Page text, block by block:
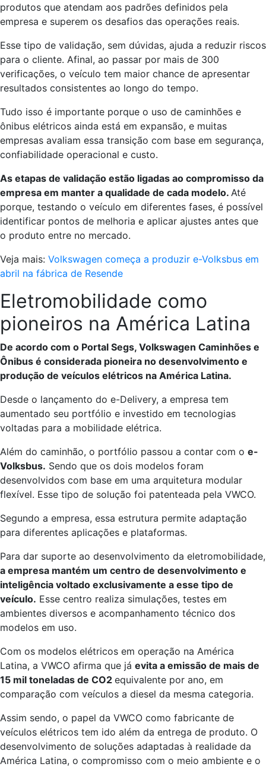
produtos que atendam aos padrões definidos pela
empresa e superem os desafios das operações reais.
Esse tipo de validação, sem dúvidas, ajuda a reduzir riscos
para o cliente. Afinal, ao passar por mais de 300
verificações, o veículo tem maior chance de apresentar
resultados consistentes ao longo do tempo.
Tudo isso é importante porque o uso de caminhões e
ônibus elétricos ainda está em expansão, e muitas
empresas avaliam essa transição com base em segurança,
confiabilidade operacional e custo.
As etapas de validação estão ligadas ao compromisso da
empresa em manter a qualidade de cada modelo. Até
porque, testando o veículo em diferentes fases, é possível
identificar pontos de melhoria e aplicar ajustes antes que
o produto entre no mercado.
Veja mais: Volkswagen começa a produzir e-Volksbus em
abril na fábrica de Resende
Eletromobilidade como
pioneiros na América Latina
De acordo com o Portal Segs, Volkswagen Caminhões e
Ônibus é considerada pioneira no desenvolvimento e
produção de veículos elétricos na América Latina.
Desde o lançamento do e-Delivery, a empresa tem
aumentado seu portfólio e investido em tecnologias
voltadas para a mobilidade elétrica.
Além do caminhão, o portfólio passou a contar com o e-
Volksbus. Sendo que os dois modelos foram
desenvolvidos com base em uma arquitetura modular
flexível. Esse tipo de solução foi patenteada pela VWCO.
Segundo a empresa, essa estrutura permite adaptação
para diferentes aplicações e plataformas.
Para dar suporte ao desenvolvimento da eletromobilidade,
a empresa mantém um centro de desenvolvimento e
inteligência voltado exclusivamente a esse tipo de
veículo. Esse centro realiza simulações, testes em
ambientes diversos e acompanhamento técnico dos
modelos em uso.
Com os modelos elétricos em operação na América
Latina, a VWCO afirma que já evita a emissão de mais de
15 mil toneladas de CO2 equivalente por ano, em
comparação com veículos a diesel da mesma categoria.
Assim sendo, o papel da VWCO como fabricante de
veículos elétricos tem ido além da entrega de produto. O
desenvolvimento de soluções adaptadas à realidade da
América Latina, o compromisso com o meio ambiente e o